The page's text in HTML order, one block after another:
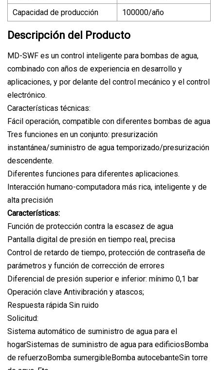
Capacidad de producción
100000/año
Descripción del Producto
MD-SWF es un control inteligente para bombas de agua,
combinado con años de experiencia en desarrollo y
aplicaciones, y por delante del control mecánico y el control
electrónico.
Características técnicas:
Fácil operación, compatible con diferentes bombas de agua
Tres funciones en un conjunto: presurización
instantánea/suministro de agua temporizado/presurización
descendente.
Diferentes funciones para diferentes aplicaciones.
Interacción humano-computadora más rica, inteligente y de
alta precisión
Características:
Función de protección contra la escasez de agua
Pantalla digital de presión en tiempo real, precisa
Control de retardo de tiempo, protección de contraseña de
parámetros y función de corrección de errores
Diferencial de presión superior e inferior: mínimo 0,1 bar
Operación clave Antivibración y atascos;
Respuesta rápida Sin ruido
Solicitud:
Sistema automático de suministro de agua para el
hogarSistemas de suministro de agua para edificiosBomba
de refuerzoBomba sumergibleBomba autocebanteSin torre